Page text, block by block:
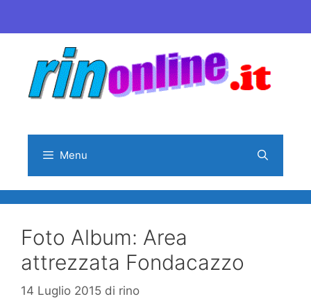
al
contenuto
Menu
Foto Album: Area
attrezzata Fondacazzo
14 Luglio 2015 di rino